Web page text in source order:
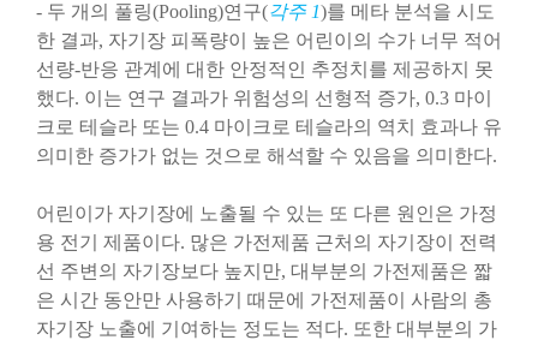
- 두 개의 풀링(Pooling)연구(각주 1)를 메타 분석을 시도
한 결과, 자기장 피폭량이 높은 어린이의 수가 너무 적어
선량-반응 관계에 대한 안정적인 추정치를 제공하지 못
했다. 이는 연구 결과가 위험성의 선형적 증가, 0.3 마이
크로 테슬라 또는 0.4 마이크로 테슬라의 역치 효과나 유
의미한 증가가 없는 것으로 해석할 수 있음을 의미한다.
어린이가 자기장에 노출될 수 있는 또 다른 원인은 가정
용 전기 제품이다. 많은 가전제품 근처의 자기장이 전력
선 주변의 자기장보다 높지만, 대부분의 가전제품은 짧
은 시간 동안만 사용하기 때문에 가전제품이 사람의 총
자기장 노출에 기여하는 정도는 적다. 또한 대부분의 가